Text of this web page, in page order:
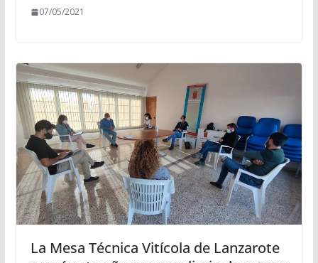
07/05/2021
La Mesa Técnica Vitícola de Lanzarote